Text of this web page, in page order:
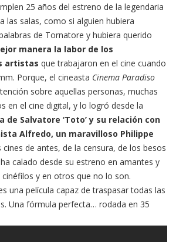
25 años del estreno de la legendaria
las salas, como si alguien hubiera
de Tornatore y hubiera querido
manera la labor de los
artistas que trabajaron en el cine cuando
Porque, el cineasta Cinema Paradiso
sobre aquellas personas, muchas
en el cine digital, y lo logró desde la
de Salvatore ‘Toto’ y su relación con
Alfredo, un maravilloso Philippe
de antes, de la censura, de los besos
calado desde su estreno en amantes y
y en otros que no lo son.
una película capaz de traspasar todas las
Una fórmula perfecta… rodada en 35